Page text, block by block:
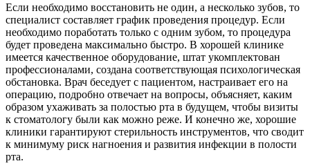
Если необходимо восстановить не один, а несколько зубов, то
специалист составляет график проведения процедур. Если
необходимо поработать только с одним зубом, то процедура
будет проведена максимально быстро. В хорошей клинике
имеется качественное оборудование, штат укомплектован
профессионалами, создана соответствующая психологическая
обстановка. Врач беседует с пациентом, настраивает его на
операцию, подробно отвечает на вопросы, объясняет, каким
образом ухаживать за полостью рта в будущем, чтобы визиты
к стоматологу были как можно реже. И конечно же, хорошие
клиники гарантируют стерильность инструментов, что сводит
к минимуму риск нагноения и развития инфекции в полости
рта.